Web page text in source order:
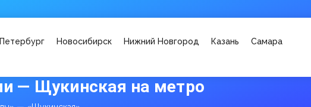
Новосибирск Нижний Новгород Казань Самара
— Щукинская на метро